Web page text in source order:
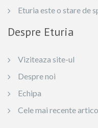
Eturia este o stare de
Despre Eturia
Viziteaza site-ul
Despre noi
Echipa
Cele mai recente